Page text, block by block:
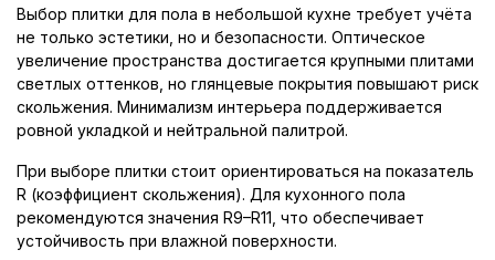
Выбор плитки для пола в небольшой кухне требует учёта
не только эстетики, но и безопасности. Оптическое
увеличение пространства достигается крупными плитами
светлых оттенков, но глянцевые покрытия повышают риск
скольжения. Минимализм интерьера поддерживается
ровной укладкой и нейтральной палитрой.
При выборе плитки стоит ориентироваться на показатель
R (коэффициент скольжения). Для кухонного пола
рекомендуются значения R9–R11, что обеспечивает
устойчивость при влажной поверхности.